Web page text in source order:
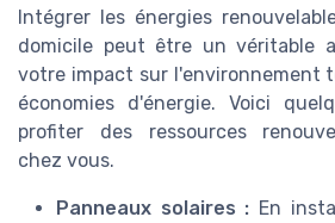
Intégrer les énergies
domicile peut être un véritable
votre impact sur l'environnement
économies d'énergie. Voici
profiter des ressources
chez vous.
Panneaux solaires : En